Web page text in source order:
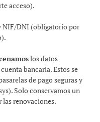
acceso).
NIF/DNI (obligatorio por
los datos
bancaria. Estos se
de pago seguras y
Solo conservamos un
las renovaciones.